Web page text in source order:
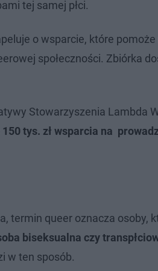
tej samej płci.
o wsparcie, które
społeczności. Zbiórka
Stowarzyszenia Lambda
150 tys. zł wsparcia na
termin queer oznacza osoby,
biseksualna czy
w ten sposób.